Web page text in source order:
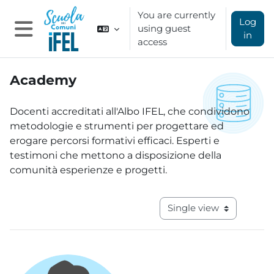
Skip to main content
Side panel
You are currently
using guest
access
Log
in
Academy
Docenti accreditati all'Albo IFEL, che condividono
metodologie e strumenti per progettare ed
erogare percorsi formativi efficaci. Esperti e
testimoni che mettono a disposizione della
comunità esperienze e progetti.
View mode tertiary